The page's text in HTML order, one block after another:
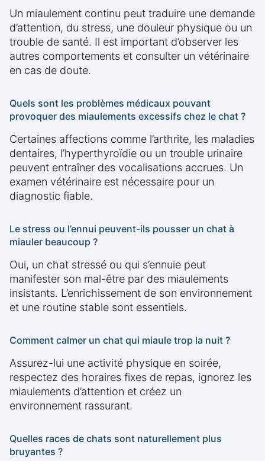
Un miaulement continu peut traduire une demande
d’attention, du stress, une douleur physique ou un
trouble de santé. Il est important d’observer les
autres comportements et consulter un vétérinaire
en cas de doute.
Quels sont les problèmes médicaux pouvant
provoquer des miaulements excessifs chez le chat ?
Certaines affections comme l’arthrite, les maladies
dentaires, l’hyperthyroïdie ou un trouble urinaire
peuvent entraîner des vocalisations accrues. Un
examen vétérinaire est nécessaire pour un
diagnostic fiable.
Le stress ou l’ennui peuvent-ils pousser un chat à
miauler beaucoup ?
Oui, un chat stressé ou qui s’ennuie peut
manifester son mal-être par des miaulements
insistants. L’enrichissement de son environnement
et une routine stable sont essentiels.
Comment calmer un chat qui miaule trop la nuit ?
Assurez-lui une activité physique en soirée,
respectez des horaires fixes de repas, ignorez les
miaulements d’attention et créez un
environnement rassurant.
Quelles races de chats sont naturellement plus
bruyantes ?